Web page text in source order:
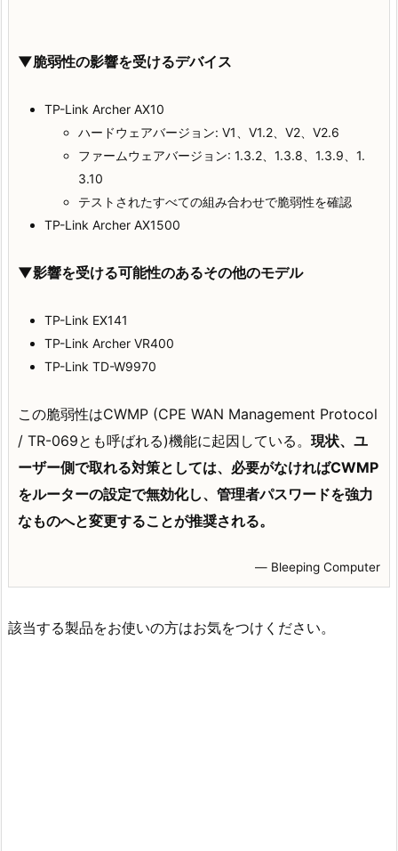
▼脆弱性の影響を受けるデバイス
TP-Link Archer AX10
ハードウェアバージョン: V1、V1.2、V2、V2.6
ファームウェアバージョン: 1.3.2、1.3.8、1.3.9、1.
3.10
テストされたすべての組み合わせで脆弱性を確認
TP-Link Archer AX1500
▼影響を受ける可能性のあるその他のモデル
TP-Link EX141
TP-Link Archer VR400
TP-Link TD-W9970
この脆弱性はCWMP (CPE WAN Management Protocol
/ TR-069とも呼ばれる)機能に起因している。 現状、ユ
ーザー側で取れる対策としては、必要がなければCWMP
をルーターの設定で無効化し、管理者パスワードを強力
なものへと変更することが推奨される。
― Bleeping Computer
該当する製品をお使いの方はお気をつけください。